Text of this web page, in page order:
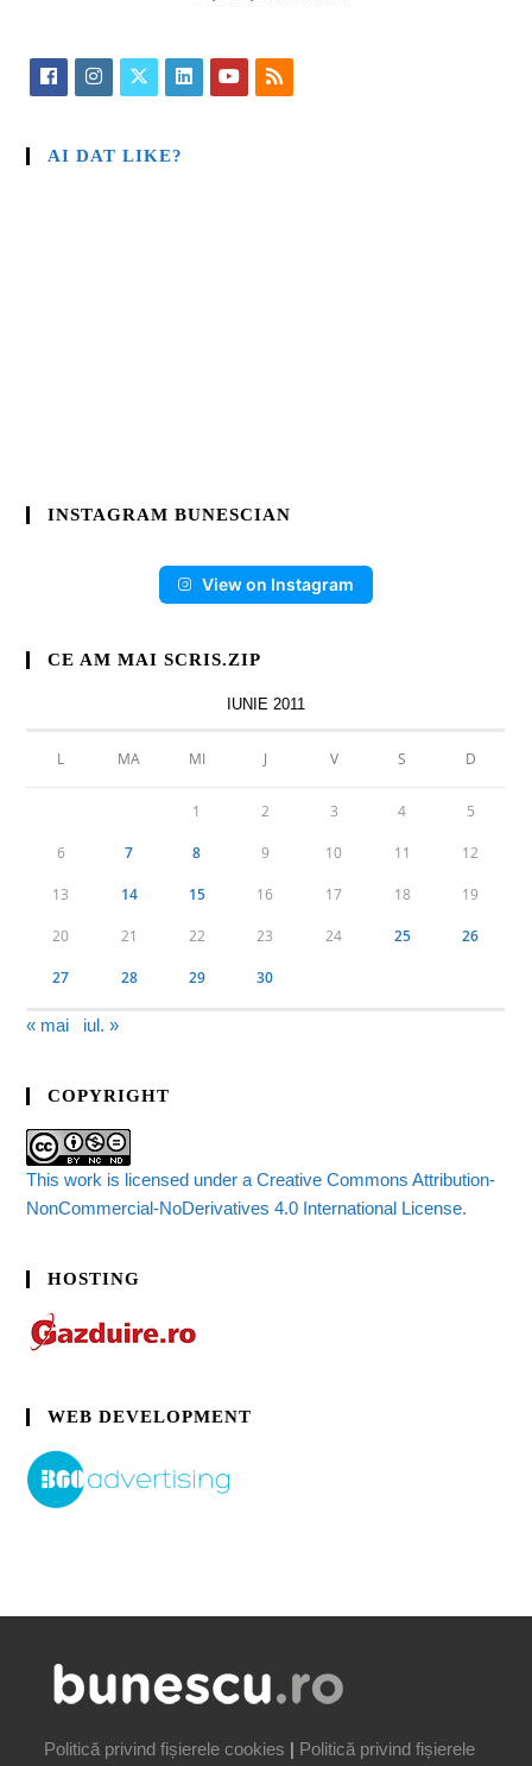
AI DAT LIKE?
INSTAGRAM BUNESCIAN
View on Instagram
CE AM MAI SCRIS.ZIP
IUNIE 2011
L MA MI J V S D
1 2 3 4 5
6 7 8 9 10 11 12
13 14 15 16 17 18 19
20 21 22 23 24 25 26
27 28 29 30
« mai iul. »
COPYRIGHT
This work is licensed under a Creative Commons Attribution-
NonCommercial-NoDerivatives 4.0 International License.
HOSTING
WEB DEVELOPMENT
Politică privind fișierele cookies | Politică privind fișierele